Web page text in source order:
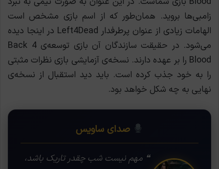
زامبی‌ها بروید. همان‌طور که از اسم بازی مشخص است
الهامات زیادی از عنوان پرطرفدار Left4Dead در اینجا دیده
می‌شود. در حقیقت سازندگان آن بازی توسعه‌ی Back 4
Blood را بر عهده دارند. نسخه‌ی آزمایشی بازی نظرات مثبتی
را به خود جذب کرده است. باید دید استقبال از نسخه‌ی
نهایی به چه شکل خواهد بود.
صدای ساویس
❝ مهم نیست شب چقدر تاریک باشد،